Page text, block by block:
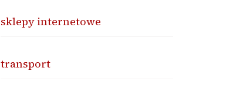
sklepy internetowe
transport